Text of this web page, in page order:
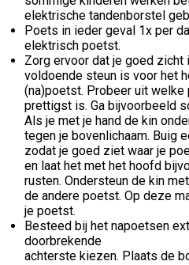
elektrische tandenborstel
Poets in ieder geval 1x per
elektrisch poetst.
Zorg ervoor dat je goed zicht
voldoende steun is voor het
(na)poetst. Probeer uit
prettigst is. Ga bijvoorbeeld
Als je met je hand de kin
tegen je bovenlichaam. Buig
zodat je goed ziet waar je
en laat het met het hoofd
rusten. Ondersteun de kin
de andere poetst. Op deze
je poetst.
Besteed bij het napoetsen
doorbrekende
achterste kiezen. Plaats de